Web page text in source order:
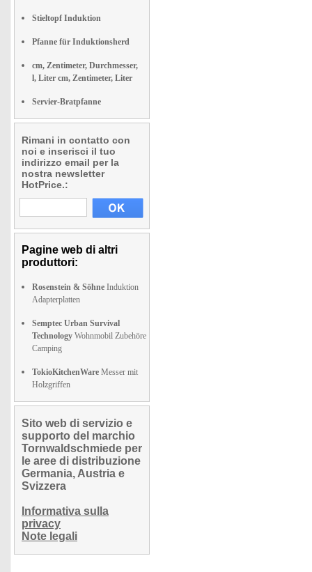
Stieltopf Induktion
Pfanne für Induktionsherd
cm, Zentimeter, Durchmesser,
l, Liter cm, Zentimeter, Liter
Servier-Bratpfanne
Rimani in contatto con
noi e inserisci il tuo
indirizzo email per la
nostra newsletter
HotPrice.:
Pagine web di altri
produttori:
Rosenstein & Söhne Induktion
Adapterplatten
Semptec Urban Survival
Technology Wohnmobil Zubehöre
Camping
TokioKitchenWare Messer mit
Holzgriffen
Sito web di servizio e
supporto del marchio
Tornwaldschmiede per
le aree di distribuzione
Germania, Austria e
Svizzera
Informativa sulla
privacy
Note legali